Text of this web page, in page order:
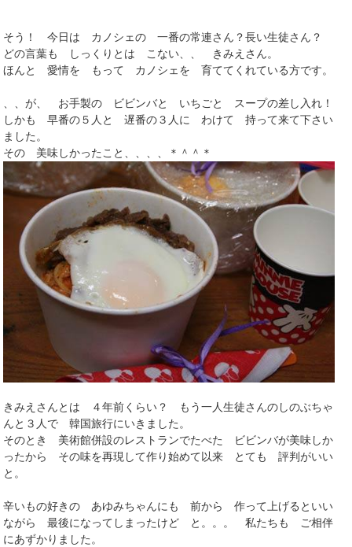
そう！ 今日は カノシェの 一番の常連さん？長い生徒さん？
どの言葉も しっくりとは こない、、 きみえさん。
ほんと 愛情を もって カノシェを 育ててくれている方です。
、、が、 お手製の ビビンバと いちごと スープの差し入れ！
しかも 早番の５人と 遅番の３人に わけて 持って来て下さい
ました。
その 美味しかったこと、、、、＊＾＾＊
きみえさんとは ４年前くらい？ もう一人生徒さんのしのぶちゃ
んと３人で 韓国旅行にいきました。
そのとき 美術館併設のレストランでたべた ビビンバが美味しか
ったから その味を再現して作り始めて以来 とても 評判がいい
と。
辛いもの好きの あゆみちゃんにも 前から 作って上げるといい
ながら 最後になってしまったけど と。。。 私たちも ご相伴
にあずかりました。